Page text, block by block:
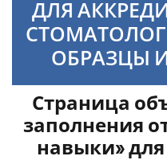
ДЛЯ
ОБРАЗЦЫ
Страница
заполнения
навыки»